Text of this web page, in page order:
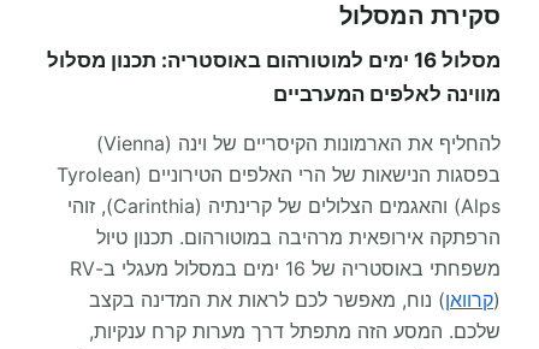
סקירת המסלול
מסלול 16 ימים למוטורהום באוסטריה: תכנון מסלול
מווינה לאלפים המערביים
להחליף את הארמונות הקיסריים של וינה (Vienna)
בפסגות הנישאות של הרי האלפים הטירוניים (Tyrolean
Alps) והאגמים הצלולים של קרינתיה (Carinthia), זוהי
הרפתקה אירופאית מרהיבה במוטורהום. תכנון טיול
משפחתי באוסטריה של 16 ימים במסלול מעגלי ב-RV
(קרוואן) נוח, מאפשר לכם לראות את המדינה בקצב
שלכם. המסע הזה מתפתל דרך מערות קרח ענקיות,